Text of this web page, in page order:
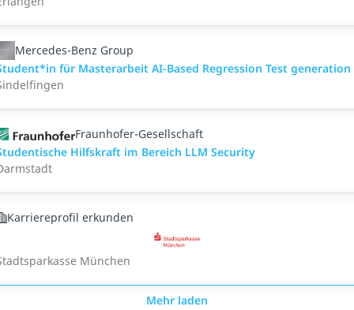
Mercedes-Benz Group
für Masterarbeit AI-Based Regression Test generation
Fraunhofer-Gesellschaft
Hilfskraft im Bereich LLM Security
Karriereprofil erkunden
München
Mehr laden